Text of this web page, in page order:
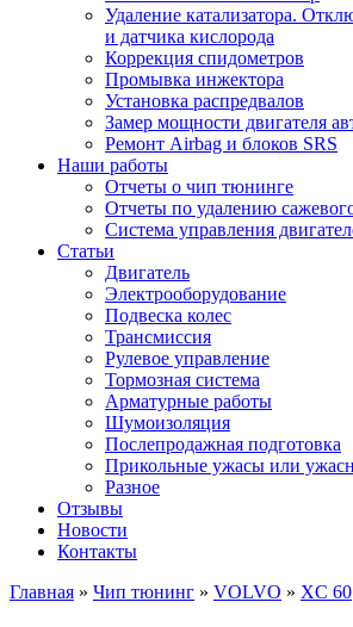
Удаление катализатора.
и датчика кислорода
Коррекция спидометров
Промывка инжектора
Установка распредвалов
Замер мощности двигателя
Ремонт Airbag и блоков SRS
Наши работы
Отчеты о чип тюнинге
Отчеты по удалению
Система управления
Статьи
Двигатель
Электрооборудование
Подвеска колес
Трансмиссия
Рулевое управление
Тормозная система
Арматурные работы
Шумоизоляция
Послепродажная подготовка
Прикольные ужасы или
Разное
Отзывы
Новости
Контакты
Главная » Чип тюнинг » VOLVO » XC 60